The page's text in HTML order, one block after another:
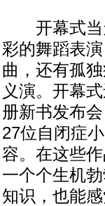
开幕式当
彩的舞蹈表
曲，还有孤
义演。开幕
册新书发布
27位自闭症
容。在这些作
一个个生机
知识，也能